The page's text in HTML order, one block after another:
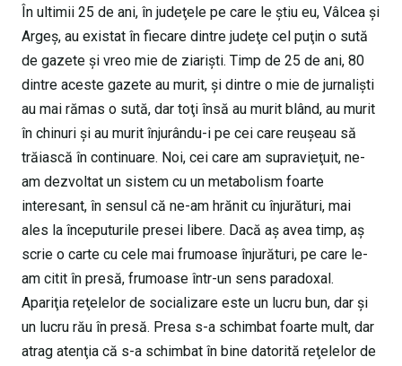
În ultimii 25 de ani, în judeţele pe care le ştiu eu, Vâlcea şi
Argeş, au existat în fiecare dintre judeţe cel puţin o sută
de gazete şi vreo mie de ziarişti. Timp de 25 de ani, 80
dintre aceste gazete au murit, şi dintre o mie de jurnalişti
au mai rămas o sută, dar toţi însă au murit blând, au murit
în chinuri şi au murit înjurându-i pe cei care reuşeau să
trăiască în continuare. Noi, cei care am supravieţuit, ne-
am dezvoltat un sistem cu un metabolism foarte
interesant, în sensul că ne-am hrănit cu înjurături, mai
ales la începuturile presei libere. Dacă aş avea timp, aş
scrie o carte cu cele mai frumoase înjurături, pe care le-
am citit în presă, frumoase într-un sens paradoxal.
Apariţia reţelelor de socializare este un lucru bun, dar şi
un lucru rău în presă. Presa s-a schimbat foarte mult, dar
atrag atenţia că s-a schimbat în bine datorită reţelelor de